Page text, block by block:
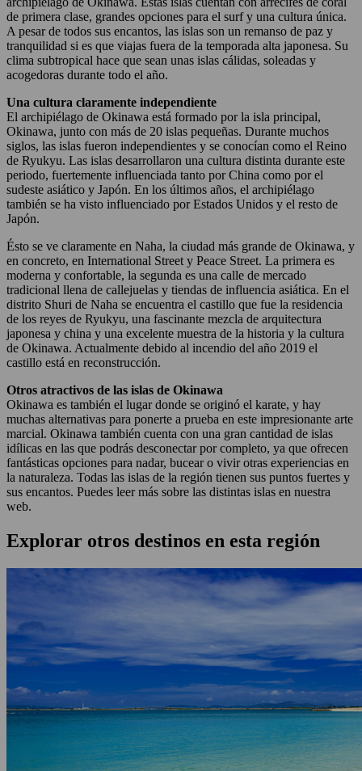
de primera clase, grandes opciones para el surf y una cultura única.
A pesar de todos sus encantos, las islas son un remanso de paz y
tranquilidad si es que viajas fuera de la temporada alta japonesa. Su
clima subtropical hace que sean unas islas cálidas, soleadas y
acogedoras durante todo el año.
Una cultura claramente independiente
El archipiélago de Okinawa está formado por la isla principal,
Okinawa, junto con más de 20 islas pequeñas. Durante muchos
siglos, las islas fueron independientes y se conocían como el Reino
de Ryukyu. Las islas desarrollaron una cultura distinta durante este
periodo, fuertemente influenciada tanto por China como por el
sudeste asiático y Japón. En los últimos años, el archipiélago
también se ha visto influenciado por Estados Unidos y el resto de
Japón.
Ésto se ve claramente en Naha, la ciudad más grande de Okinawa, y
en concreto, en International Street y Peace Street. La primera es
moderna y confortable, la segunda es una calle de mercado
tradicional llena de callejuelas y tiendas de influencia asiática. En el
distrito Shuri de Naha se encuentra el castillo que fue la residencia
de los reyes de Ryukyu, una fascinante mezcla de arquitectura
japonesa y china y una excelente muestra de la historia y la cultura
de Okinawa. Actualmente debido al incendio del año 2019 el
castillo está en reconstrucción.
Otros atractivos de las islas de Okinawa
Okinawa es también el lugar donde se originó el karate, y hay
muchas alternativas para ponerte a prueba en este impresionante arte
marcial. Okinawa también cuenta con una gran cantidad de islas
idílicas en las que podrás desconectar por completo, ya que ofrecen
fantásticas opciones para nadar, bucear o vivir otras experiencias en
la naturaleza. Todas las islas de la región tienen sus puntos fuertes y
sus encantos. Puedes leer más sobre las distintas islas en nuestra
web.
Explorar otros destinos en esta región